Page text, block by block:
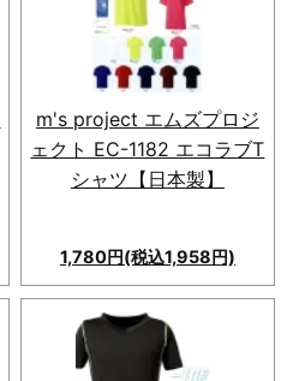
m's project エムズプロジ
ェクト EC-1182 エコラブT
シャツ【日本製】
1,780円(税込1,958円)
環境に配慮したリサイクル素材
を使用したm's project エコT
シャツ。男女兼用で吸汗速乾、